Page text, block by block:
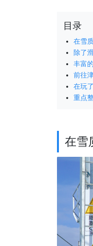
目录
在雪
除了
丰富
前往
在玩
重点
在雪